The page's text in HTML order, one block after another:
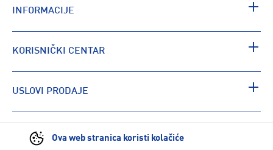
Ova web stranica koristi kolačiće
INFORMACIJE
KORISNIČKI CENTAR
USLOVI PRODAJE
PRONAĐI RADNJU